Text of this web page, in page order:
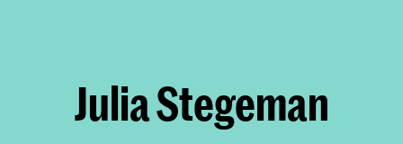
Julia Stegeman